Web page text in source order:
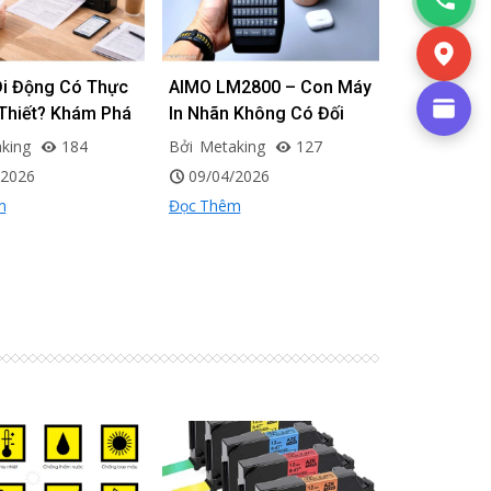
Động Có Thực
Khám Phá
Hot Nhất Thị
184
AIMO LM2800 – Con Máy
In Nhãn Không Có Đối
Thủ Trong Cùng Phân
Khúc
Bởi Metaking
127
09/04/2026
Đọc Thêm
Máy In
Dây Điện
Giải